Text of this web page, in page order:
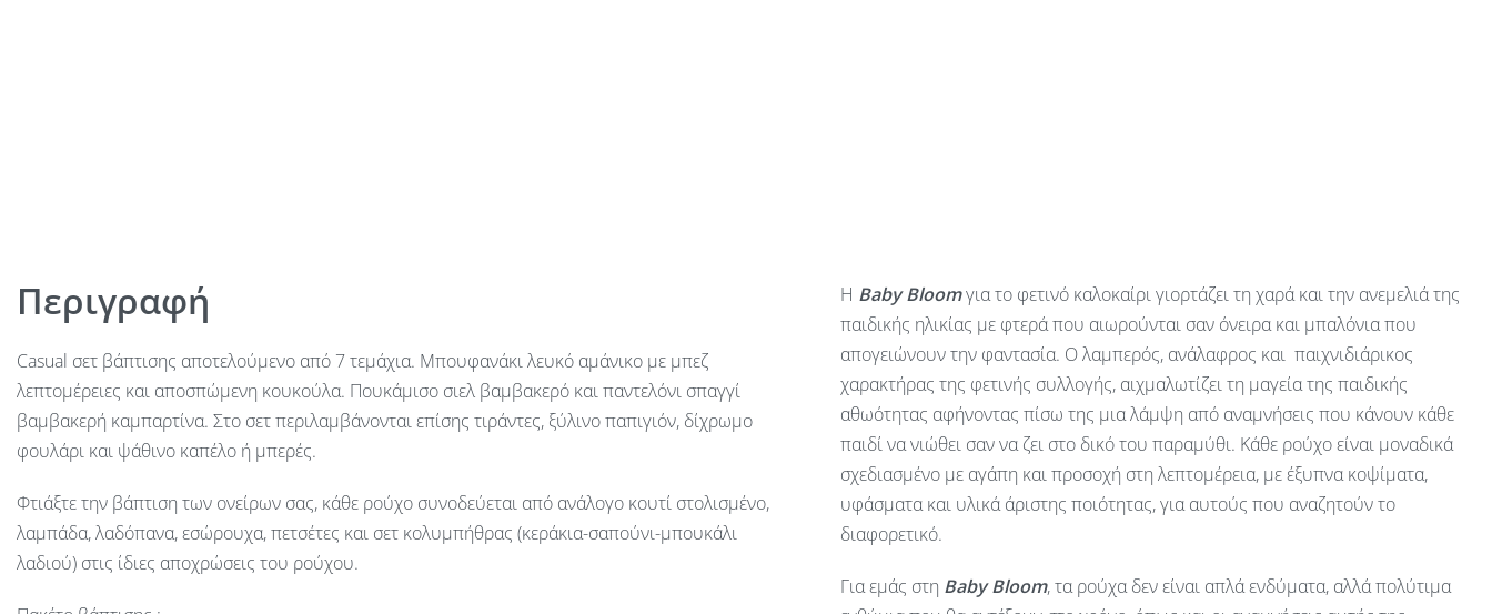
Περιγραφή
Casual σετ βάπτισης αποτελούμενο από 7 τεμάχια. Μπουφανάκι λευκό αμάνικο με μπεζ
λεπτομέρειες και αποσπώμενη κουκούλα. Πουκάμισο σιελ βαμβακερό και παντελόνι σπαγγί
βαμβακερή καμπαρτίνα. Στο σετ περιλαμβάνονται επίσης τιράντες, ξύλινο παπιγιόν, δίχρωμο
φουλάρι και ψάθινο καπέλο ή μπερές.
Φτιάξτε την βάπτιση των ονείρων σας, κάθε ρούχο συνοδεύεται από ανάλογο κουτί στολισμένο,
λαμπάδα, λαδόπανα, εσώρουχα, πετσέτες και σετ κολυμπήθρας (κεράκια-σαπούνι-μπουκάλι
λαδιού) στις ίδιες αποχρώσεις του ρούχου.
Η Baby Bloomγια το φετινό καλοκαίρι γιορτάζει τη χαρά και την ανεμελιά της
παιδικής ηλικίας με φτερά που αιωρούνται σαν όνειρα και μπαλόνια που
απογειώνουν την φαντασία. Ο λαμπερός, ανάλαφρος και παιχνιδιάρικος
χαρακτήρας της φετινής συλλογής, αιχμαλωτίζει τη μαγεία της παιδικής
αθωότητας αφήνοντας πίσω της μια λάμψη από αναμνήσεις που κάνουν κάθε
παιδί να νιώθει σαν να ζει στο δικό του παραμύθι. Κάθε ρούχο είναι μοναδικά
σχεδιασμένο με αγάπη και προσοχή στη λεπτομέρεια, με έξυπνα κοψίματα,
υφάσματα και υλικά άριστης ποιότητας, για αυτούς που αναζητούν το
διαφορετικό.
Για εμάς στη Baby Bloom, τα ρούχα δεν είναι απλά ενδύματα, αλλά πολύτιμα